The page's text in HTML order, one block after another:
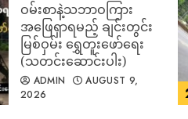
ဝမ်းစာနဲ့သဘာဝကြား
အဖြေရှာရမည့် ချင်းတွင်း
မြစ်ဝှမ်း ရွှေတူးဖော်ရေး
(သတင်းဆောင်းပါး)
ADMIN
AUGUST 9,
2026